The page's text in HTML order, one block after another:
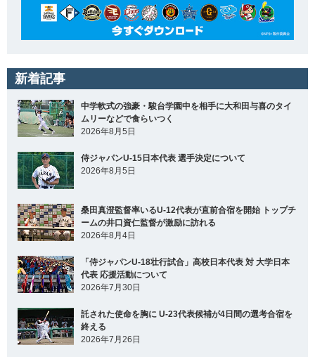
新着記事
中学軟式の強豪・駿台学園中を相手に大和田与喜のタイ
ムリーなどで食らいつく
2026年8月5日
侍ジャパンU-15日本代表 選手決定について
2026年8月5日
桑田真澄監督率いるU-12代表が直前合宿を開始 トップチ
ームの井口資仁監督が激励に訪れる
2026年8月4日
「侍ジャパンU-18壮行試合」高校日本代表 対 大学日本
代表 応援活動について
2026年7月30日
託された使命を胸に U-23代表候補が4日間の選考合宿を
終える
2026年7月26日